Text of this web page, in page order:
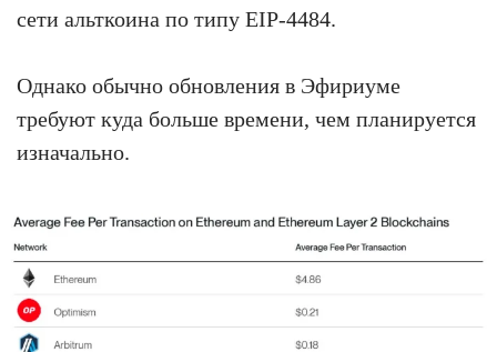
сети альткоина по типу EIP-4484.
Однако обычно обновления в Эфириуме
требуют куда больше времени, чем планируется
изначально.